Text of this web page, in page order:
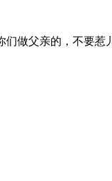
们做父亲的，不要惹